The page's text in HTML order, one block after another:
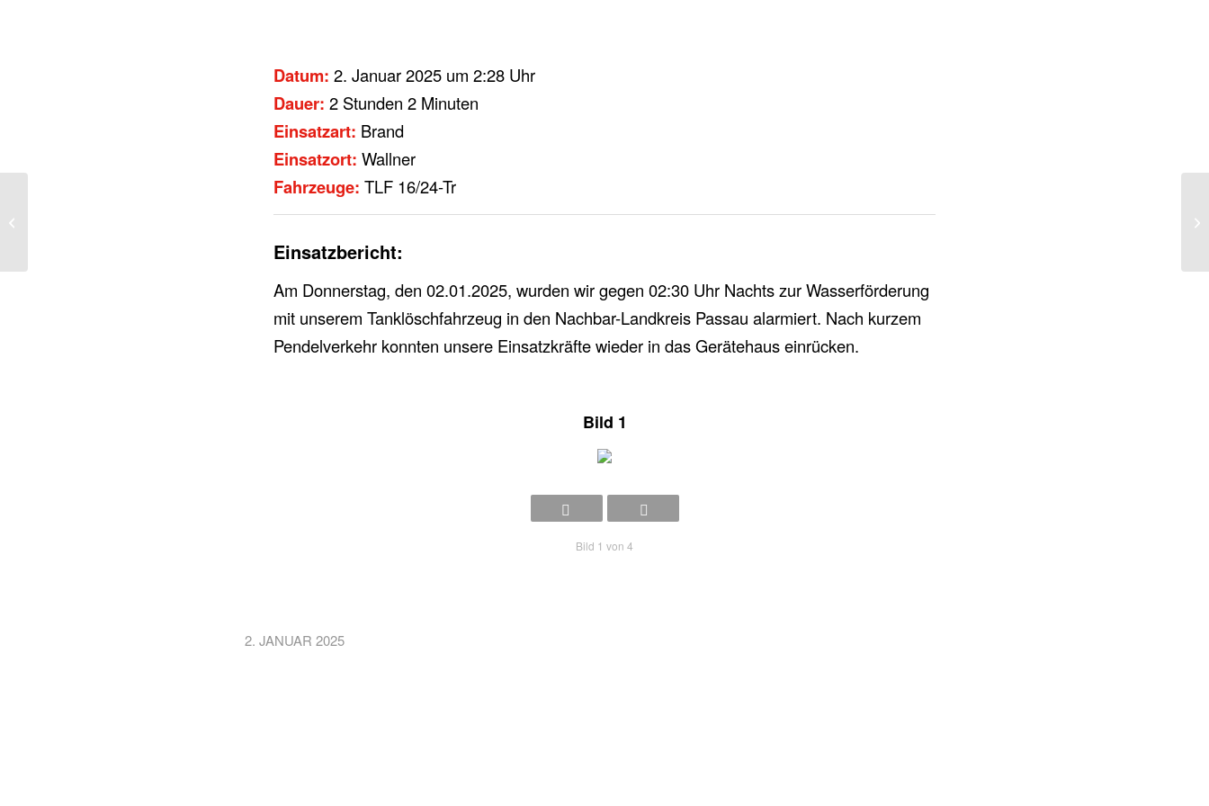
Datum: 2. Januar 2025 um 2:28 Uhr
Dauer: 2 Stunden 2 Minuten
Einsatzart: Brand
Einsatzort: Wallner
Fahrzeuge: TLF 16/24-Tr
Einsatzbericht:
Am Donnerstag, den 02.01.2025, wurden wir gegen 02:30 Uhr Nachts zur Wasserförderung
mit unserem Tanklöschfahrzeug in den Nachbar-Landkreis Passau alarmiert. Nach kurzem
Pendelverkehr konnten unsere Einsatzkräfte wieder in das Gerätehaus einrücken.
Bild 1
Bild 1 von 4
2. JANUAR 2025